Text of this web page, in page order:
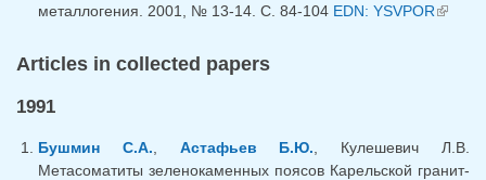
металлогения. 2001, № 13-14. С. 84-104 EDN: YSVPOR(link
Articles in collected papers
1991
Бушмин С.А. Астафьев Б.Ю. , Кулешевич Л.В.
Метасоматиты зеленокаменных поясов Карельской гранит-